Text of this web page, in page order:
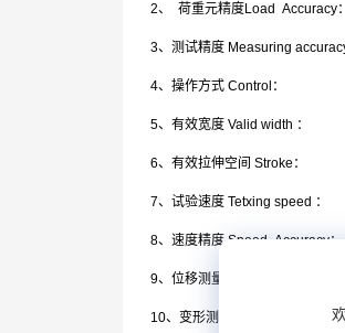
2、 荷重元精度Load
3、测试精度 Measuring
4、操作方式 Control：
5、有效宽度 Valid
6、有效拉伸空间 Stroke
7、试验速度 Tetxing
8、速度精度 Speed
9、位移测量精度Stroke
10、变形测量精度